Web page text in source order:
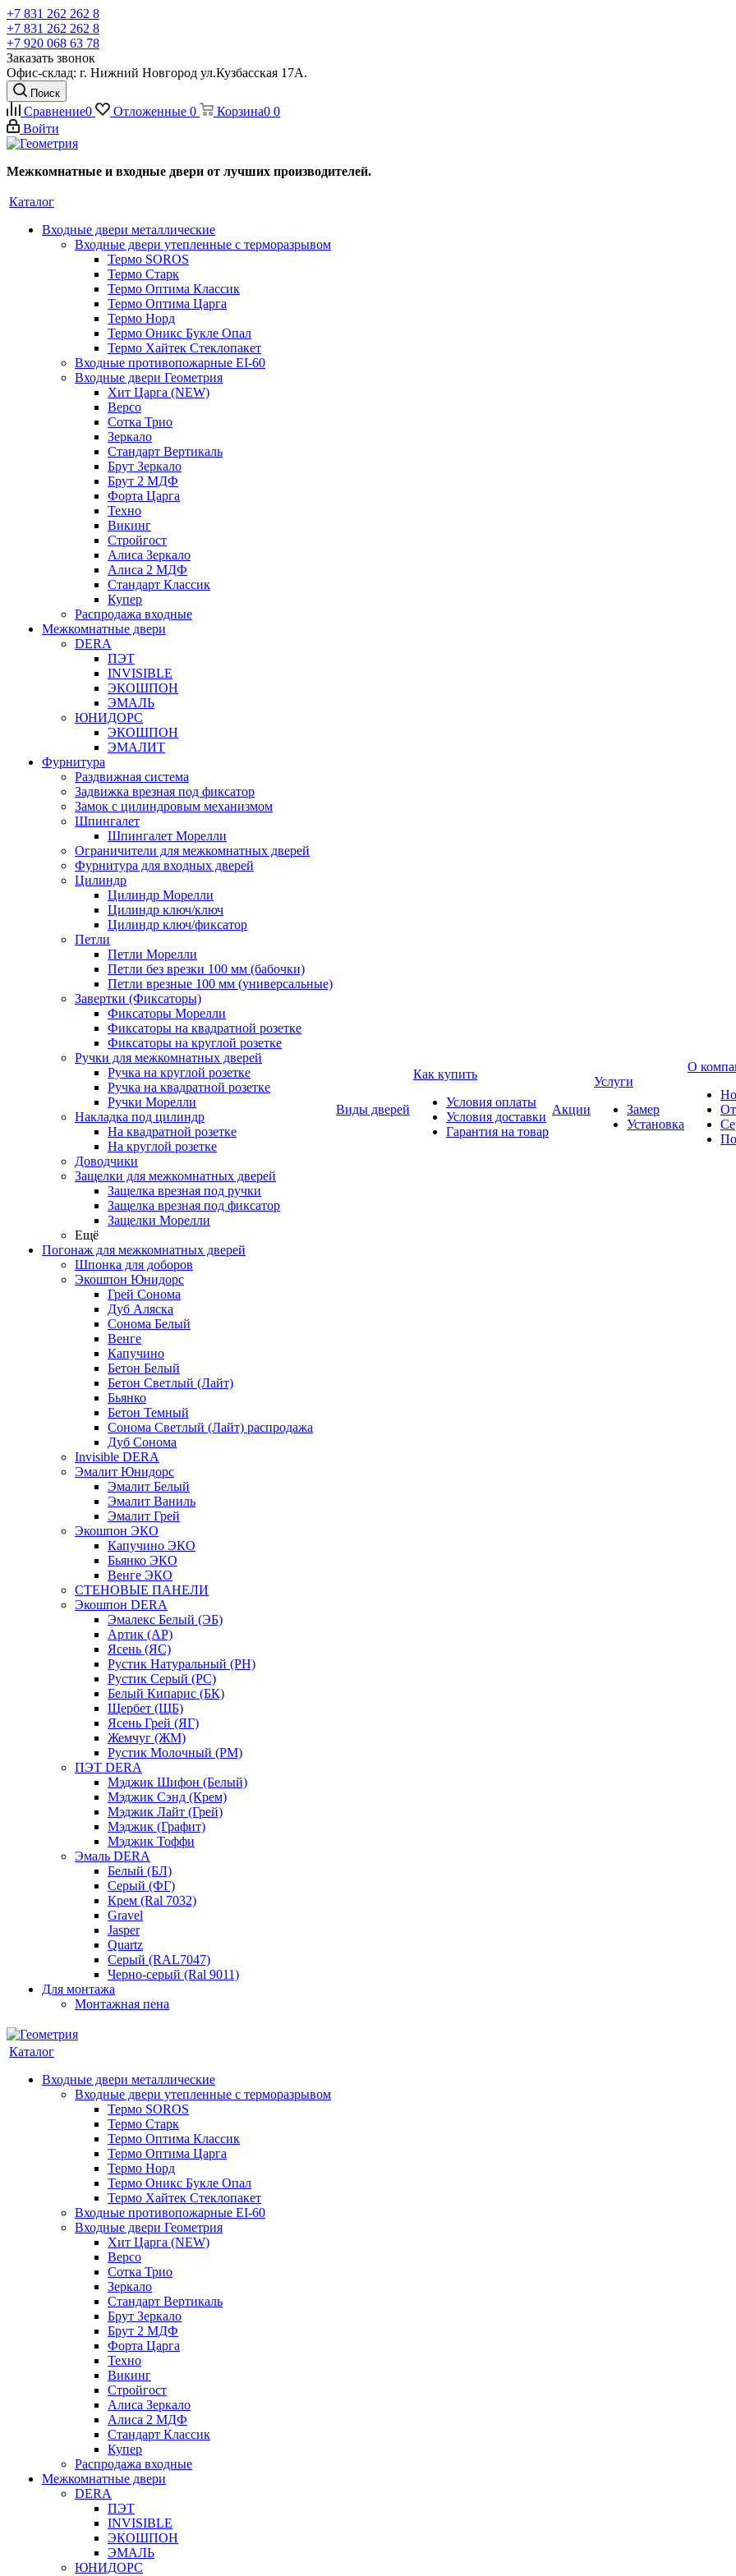
+7 831 262 262 8
+7 831 262 262 8
+7 920 068 63 78
Заказать звонок
Офис-склад: г. Нижний Новгород ул.Кузбасская 17А.
Поиск
Сравнение0 Отложенные 0 Корзина0 0
Войти
Межкомнатные и входные двери от лучших производителей.
Каталог
Входные двери металлические
Входные двери утепленные с терморазрывом
Термо SOROS
Термо Старк
Термо Оптима Классик
Термо Оптима Царга
Термо Норд
Термо Оникс Букле Опал
Термо Хайтек Стеклопакет
Входные противопожарные EI-60
Входные двери Геометрия
Хит Царга (NEW)
Версо
Сотка Трио
Зеркало
Стандарт Вертикаль
Брут Зеркало
Брут 2 МДФ
Форта Царга
Техно
Викинг
Стройгост
Алиса Зеркало
Алиса 2 МДФ
Стандарт Классик
Купер
Распродажа входные
Межкомнатные двери
DERA
ПЭТ
INVISIBLE
ЭКОШПОН
ЭМАЛЬ
ЮНИДОРС
ЭКОШПОН
ЭМАЛИТ
Фурнитура
Раздвижная система
Задвижка врезная под фиксатор
Замок с цилиндровым механизмом
Шпингалет
Шпингалет Морелли
Ограничители для межкомнатных дверей
Фурнитура для входных дверей
Цилиндр
Цилиндр Морелли
Цилиндр ключ/ключ
Цилиндр ключ/фиксатор
Петли
Петли Морелли
Петли без врезки 100 мм (бабочки)
Петли врезные 100 мм (универсальные)
Завертки (Фиксаторы)
Фиксаторы Морелли
Фиксаторы на квадратной розетке
Фиксаторы на круглой розетке
Ручки для межкомнатных дверей
Ручка на круглой розетке
Ручка на квадратной розетке
Ручки Морелли
Накладка под цилиндр
На квадратной розетке
На круглой розетке
Доводчики
Защелки для межкомнатных дверей
Защелка врезная под ручки
Защелка врезная под фиксатор
Защелки Морелли
Ещё
Погонаж для межкомнатных дверей
Шпонка для доборов
Экошпон Юнидорс
Грей Сонома
Дуб Аляска
Сонома Белый
Венге
Капучино
Бетон Белый
Бетон Светлый (Лайт)
Бьянко
Бетон Темный
Сонома Светлый (Лайт) распродажа
Дуб Сонома
Invisible DERA
Эмалит Юнидорс
Эмалит Белый
Эмалит Ваниль
Эмалит Грей
Экошпон ЭКО
Капучино ЭКО
Бьянко ЭКО
Венге ЭКО
СТЕНОВЫЕ ПАНЕЛИ
Экошпон DERA
Эмалекс Белый (ЭБ)
Артик (АР)
Ясень (ЯС)
Рустик Натуральный (РН)
Рустик Серый (РС)
Белый Кипарис (БК)
Щербет (ЩБ)
Ясень Грей (ЯГ)
Жемчуг (ЖМ)
Рустик Молочный (РМ)
ПЭТ DERA
Мэджик Шифон (Белый)
Мэджик Сэнд (Крем)
Мэджик Лайт (Грей)
Мэджик (Графит)
Мэджик Тоффи
Эмаль DERA
Белый (БЛ)
Серый (ФГ)
Крем (Ral 7032)
Gravel
Jasper
Quartz
Серый (RAL7047)
Черно-серый (Ral 9011)
Для монтажа
Монтажная пена
Виды дверей
Как купить
Условия оплаты
Условия доставки
Гарантия на товар
Акции
Услуги
Замер
Установка
О
Каталог
Входные двери металлические
Входные двери утепленные с терморазрывом
Термо SOROS
Термо Старк
Термо Оптима Классик
Термо Оптима Царга
Термо Норд
Термо Оникс Букле Опал
Термо Хайтек Стеклопакет
Входные противопожарные EI-60
Входные двери Геометрия
Хит Царга (NEW)
Версо
Сотка Трио
Зеркало
Стандарт Вертикаль
Брут Зеркало
Брут 2 МДФ
Форта Царга
Техно
Викинг
Стройгост
Алиса Зеркало
Алиса 2 МДФ
Стандарт Классик
Купер
Распродажа входные
Межкомнатные двери
DERA
ПЭТ
INVISIBLE
ЭКОШПОН
ЭМАЛЬ
ЮНИДОРС